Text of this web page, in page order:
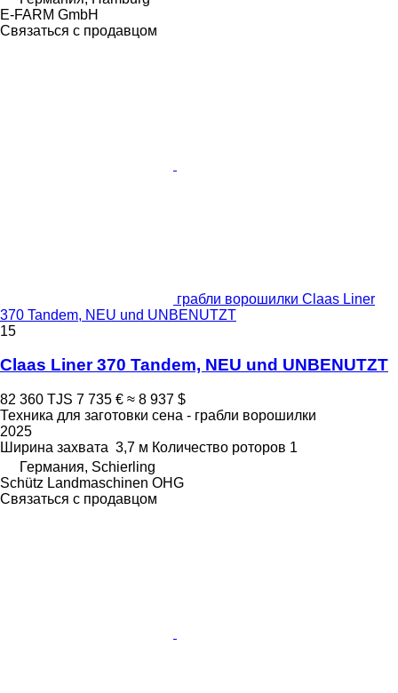
E-FARM GmbH
Связаться с продавцом
грабли ворошилки Claas Liner
370 Tandem, NEU und UNBENUTZT
15
Claas Liner 370 Tandem, NEU und UNBENUTZT
82 360 TJS 7 735 € ≈ 8 937 $
Техника для заготовки сена - грабли ворошилки
2025
Ширина захвата 3,7 м Количество роторов 1
Германия, Schierling
Schütz Landmaschinen OHG
Связаться с продавцом